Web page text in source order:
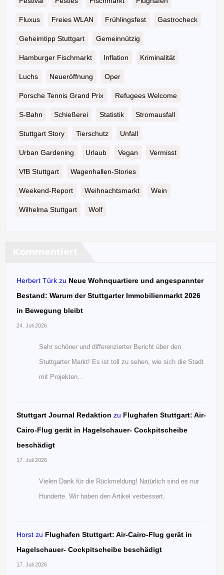
Fluxus Freies WLAN Frühlingsfest Gastrocheck
Geheimtipp Stuttgart Gemeinnützig
Hamburger Fischmarkt Inflation Kriminalität
Luchs Neueröffnung Oper
Porsche Tennis Grand Prix Refugees Welcome
S-Bahn Schießerei Statistik Stromausfall
Stuttgart Story Tierschutz Unfall
Urban Gardening Urlaub Vegan Vermisst
VfB Stuttgart Wagenhallen-Stories
Weekend-Report Weihnachtsmarkt Wein
Wilhelma Stuttgart Wolf
Herbert Türk zu Neue Wohnquartiere und angespannter
Bestand: Warum der Stuttgarter Immobilienmarkt 2026
in Bewegung bleibt
24. Juli 2026
Sehr schöner und differenzierter Bericht über den
Stuttgarter Markt! Es ist toll zu sehen, wie sich die Stadt
mit Projekten…
Stuttgart Journal Redaktion zu Flughafen Stuttgart: Air-
Cairo-Flug gerät in Hagelschauer- Cockpitscheibe
beschädigt
17. Juli 2026
Vielen Dank für die Rückmeldung! Natürlich sind es nur
Hunderte. Wir haben den Artikel verbessert.
Horst zu Flughafen Stuttgart: Air-Cairo-Flug gerät in
Hagelschauer- Cockpitscheibe beschädigt
17. Juli 2026